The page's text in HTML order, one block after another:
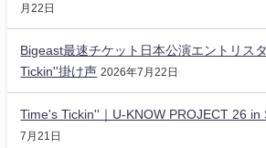
月22日
Bigeast最速チケット日本公演エントリス
Tickin''掛け声 2026年7月22日
Time's Tickin''｜U-KNOW PROJECT 26
7月21日